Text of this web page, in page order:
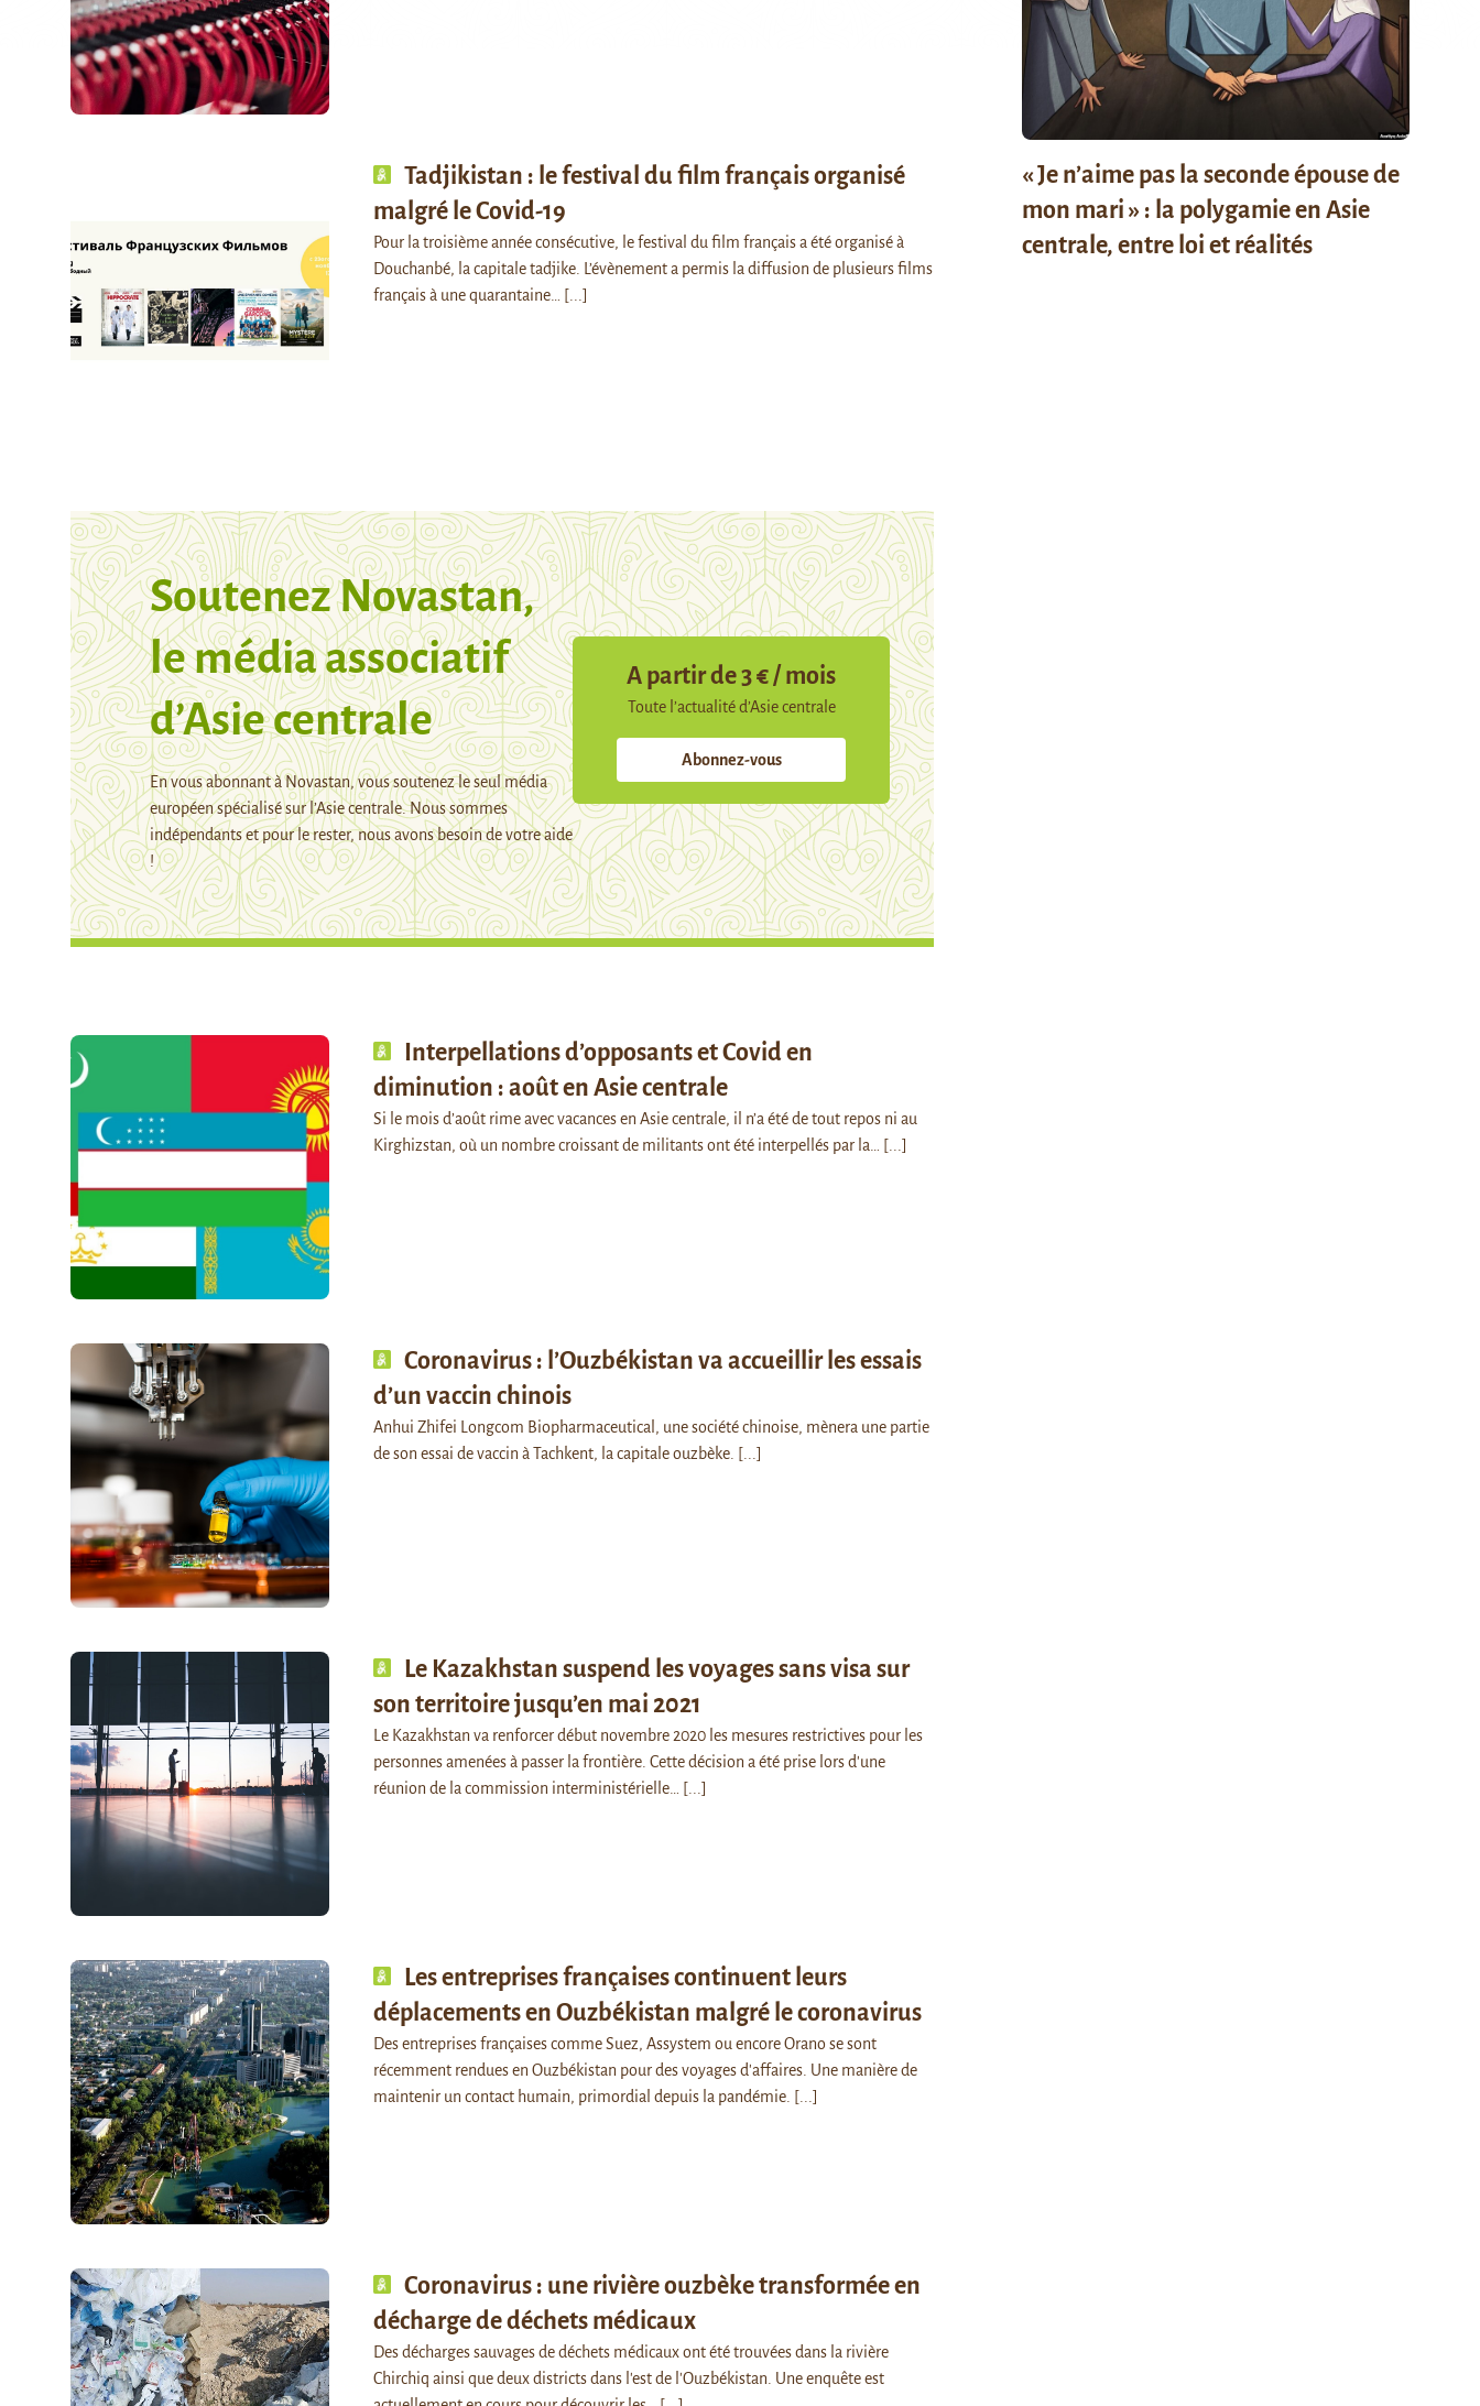
Tadjikistan : le festival du film français organisé
malgré le Covid-19
Pour la troisième année consécutive, le festival du film français a été organisé à
Douchanbé, la capitale tadjike. L’évènement a permis la diffusion de plusieurs films
français à une quarantaine…
[...]
Soutenez Novastan,
le média associatif
d’Asie centrale
En vous abonnant à Novastan, vous soutenez le seul média
européen spécialisé sur l’Asie centrale. Nous sommes
indépendants et pour le rester, nous avons besoin de votre aide
!
A partir de 3 € / mois
Toute l’actualité d’Asie centrale
Abonnez-vous
Interpellations d’opposants et Covid en
diminution : août en Asie centrale
Si le mois d’août rime avec vacances en Asie centrale, il n’a été de tout repos ni au
Kirghizstan, où un nombre croissant de militants ont été interpellés par la…
[...]
Coronavirus : l’Ouzbékistan va accueillir les essais
d’un vaccin chinois
Anhui Zhifei Longcom Biopharmaceutical, une société chinoise, mènera une partie
de son essai de vaccin à Tachkent, la capitale ouzbèke. [...]
Le Kazakhstan suspend les voyages sans visa sur
son territoire jusqu’en mai 2021
Le Kazakhstan va renforcer début novembre 2020 les mesures restrictives pour les
personnes amenées à passer la frontière. Cette décision a été prise lors d'une
réunion de la commission interministérielle…
[...]
Les entreprises françaises continuent leurs
déplacements en Ouzbékistan malgré le coronavirus
Des entreprises françaises comme Suez, Assystem ou encore Orano se sont
récemment rendues en Ouzbékistan pour des voyages d'affaires. Une manière de
maintenir un contact humain, primordial depuis la pandémie. [...]
Coronavirus : une rivière ouzbèke transformée en
décharge de déchets médicaux
Des décharges sauvages de déchets médicaux ont été trouvées dans la rivière
Chirchiq ainsi que deux districts dans l'est de l'Ouzbékistan. Une enquête est
« Je n’aime pas la seconde épouse de
mon mari » : la polygamie en Asie
centrale, entre loi et réalités